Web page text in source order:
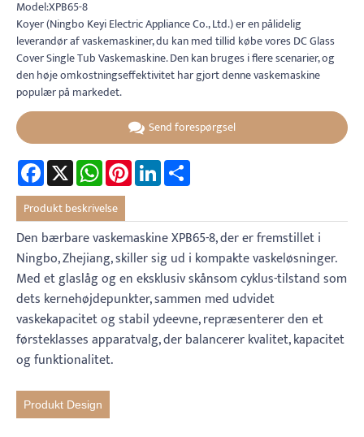
Model:XPB65-8
Koyer (Ningbo Keyi Electric Appliance Co., Ltd.) er en pålidelig
leverandør af vaskemaskiner, du kan med tillid købe vores DC Glass
Cover Single Tub Vaskemaskine. Den kan bruges i flere scenarier, og
den høje omkostningseffektivitet har gjort denne vaskemaskine
populær på markedet.
Send forespørgsel
Facebook
X WhatsAppPinterestLinkedIn
Produkt beskrivelse
Den bærbare vaskemaskine XPB65-8, der er fremstillet i
Ningbo, Zhejiang, skiller sig ud i kompakte vaskeløsninger.
Med et glaslåg og en eksklusiv skånsom cyklus-tilstand som
dets kernehøjdepunkter, sammen med udvidet
vaskekapacitet og stabil ydeevne, repræsenterer den et
førsteklasses apparatvalg, der balancerer kvalitet, kapacitet
og funktionalitet.
Produkt Design